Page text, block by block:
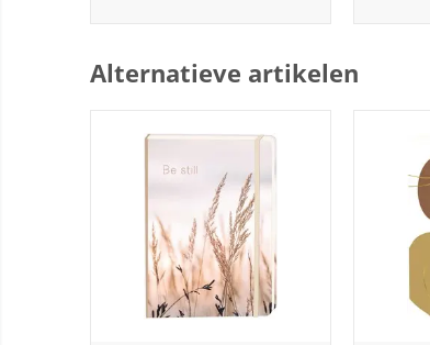
Alternatieve artikelen